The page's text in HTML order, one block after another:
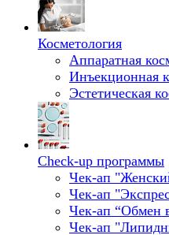
Косметология
Аппаратная
Инъекционная
Эстетическая
Check-up программы
Чек-ап
Чек-ап
Чек-ап “Обмен
Чек-ап